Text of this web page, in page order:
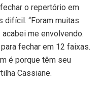
o repertório em
difícil. “Foram muitas
me envolvendo.
fechar em 12 faixas.
é porque têm seu
Cassiane.